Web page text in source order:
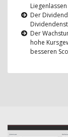
Der
Der
hohe
besseren